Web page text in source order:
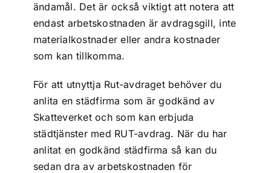
ändamål. Det är också viktigt att notera att
endast arbetskostnaden är avdragsgill, inte
materialkostnader eller andra kostnader
som kan tillkomma.
För att utnyttja Rut-avdraget behöver du
anlita en städfirma som är godkänd av
Skatteverket och som kan erbjuda
städtjänster med RUT-avdrag. När du har
anlitat en godkänd städfirma så kan du
sedan dra av arbetskostnaden för